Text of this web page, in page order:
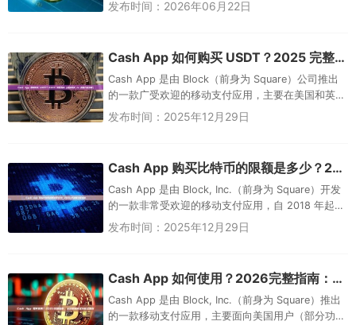
发布时间：2026年06月22日
Cash App 如何购买 USDT？2025 完整指南（直接购买 vs 间接方式详解）
Cash App 是由 Block（前身为 Square）公司推出
的一款广受欢迎的移动支付应用，主要在美国和英
国使用。它支持快速转账、借记卡、股票投资以及
发布时间：2025年12月29日
Cash App 购买比特币的限额是多少？2026年最新完整指南
Cash App 是由 Block, Inc.（前身为 Square）开发
的一款非常受欢迎的移动支付应用，自 2018 年起就
支持用户直接购买、出售...
发布时间：2025年12月29日
Cash App 如何使用？2026完整指南：从注册到高级功能全解析
Cash App 是由 Block, Inc.（前身为 Square）推出
的一款移动支付应用，主要面向美国用户（部分功